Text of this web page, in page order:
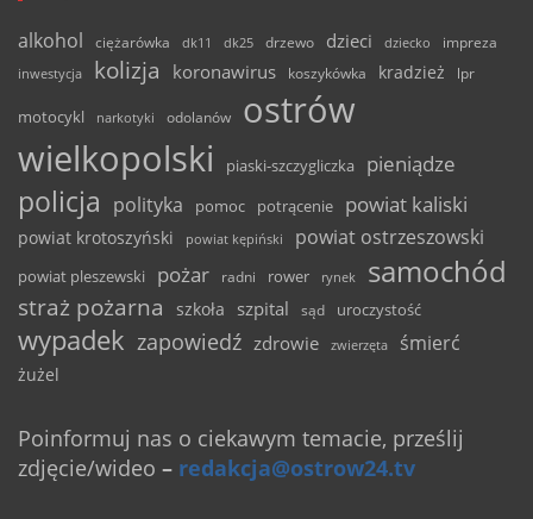
alkohol ciężarówka dk11 dk25 drzewo dzieci dziecko
impreza
inwestycja
kolizja koronawirus koszykówka kradzież lpr
motocykl narkotyki odolanów
ostrów
wielkopolski
piaski-szczygliczka pieniądze
policja polityka pomoc potrącenie powiat kaliski
powiat krotoszyński powiat kępiński powiat ostrzeszowski
powiat pleszewski pożar radni rower rynek samochód
straż pożarna szkoła szpital sąd uroczystość
wypadek zapowiedź zdrowie zwierzęta śmierć
żużel
Poinformuj nas o ciekawym temacie, prześlij
zdjęcie/wideo – redakcja@ostrow24.tv